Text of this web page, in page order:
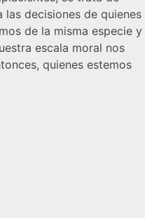
decisiones de quienes
de la misma especie y
escala moral nos
quienes estemos